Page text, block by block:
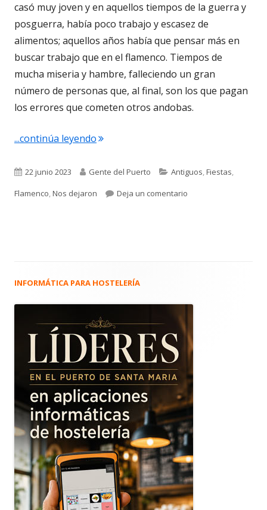
casó muy joven y en aquellos tiempos de la guerra y
posguerra, había poco trabajo y escasez de
alimentos; aquellos años había que pensar más en
buscar trabajo que en el flamenco. Tiempos de
mucha miseria y hambre, falleciendo un gran
número de personas que, al final, son los que pagan
los errores que cometen otros andobas.
...continúa leyendo"José de los Ríos Suárez ‘el Loco’.
Publicado
el
22 junio 2023 Autor
Gente del Puerto Categorías
Antiguos,Fiestas,
Flamenco,Nos dejaron Deja un comentario
Barra
principal
INFORMÁTICA PARA HOSTELERÍA